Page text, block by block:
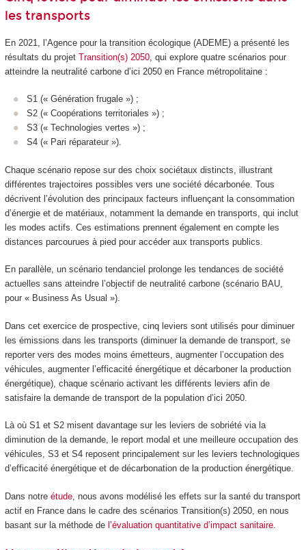
les transports
En 2021, l’Agence pour la transition écologique (ADEME) a présenté les
résultats du projet Transition(s) 2050, qui explore quatre scénarios pour
atteindre la neutralité carbone d’ici 2050 en France métropolitaine :
S1 (« Génération frugale ») ;
S2 (« Coopérations territoriales ») ;
S3 (« Technologies vertes ») ;
S4 (« Pari réparateur »).
Chaque scénario repose sur des choix sociétaux distincts, illustrant
différentes trajectoires possibles vers une société décarbonée. Tous
décrivent l’évolution des principaux facteurs influençant la consommation
d’énergie et de matériaux, notamment la demande en transports, qui inclut
les modes actifs. Ces estimations prennent également en compte les
distances parcourues à pied pour accéder aux transports publics.
En parallèle, un scénario tendanciel prolonge les tendances de société
actuelles sans atteindre l’objectif de neutralité carbone (scénario BAU,
pour « Business As Usual »).
Dans cet exercice de prospective, cinq leviers sont utilisés pour diminuer
les émissions dans les transports (diminuer la demande de transport, se
reporter vers des modes moins émetteurs, augmenter l’occupation des
véhicules, augmenter l’efficacité énergétique et décarboner la production
énergétique), chaque scénario activant les différents leviers afin de
satisfaire la demande de transport de la population d’ici 2050.
Là où S1 et S2 misent davantage sur les leviers de sobriété via la
diminution de la demande, le report modal et une meilleure occupation des
véhicules, S3 et S4 reposent principalement sur les leviers technologiques
d’efficacité énergétique et de décarbonation de la production énergétique.
Dans notre étude, nous avons modélisé les effets sur la santé du transport
actif en France dans le cadre des scénarios Transition(s) 2050, en nous
basant sur la méthode de l’évaluation quantitative d’impact sanitaire.